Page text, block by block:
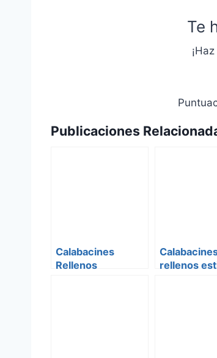
Te
Publicaciones
Calabacines
Rellenos
rellenos